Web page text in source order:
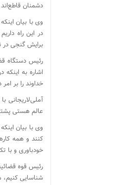
دشمنان
وی با بیان
در این راه
برایش گنجی در
رئیس دستگاه
اشاره به
خداوند را بر
آملی‌لاریجانی
عالم هستی
وی با بیان
کنند و همه
خودباوری و با
رئیس قوه
شناسایی کنیم،